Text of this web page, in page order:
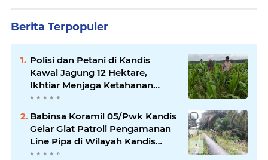
Berita Terpopuler
Polisi dan Petani di Kandis
Kawal Jagung 12 Hektare,
Ikhtiar Menjaga Ketahanan
Pangan
Babinsa Koramil 05/Pwk Kandis
Gelar Giat Patroli Pengamanan
Line Pipa di Wilayah Kandis
Kandis